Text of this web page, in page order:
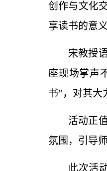
创作与文化
享读书的意
宋教授
座现场掌声
书”，对其大
活动正
氛围，引导
此次活